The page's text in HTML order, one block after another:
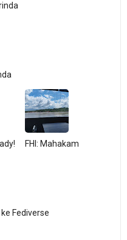
FHI: Mahakam
Fediverse